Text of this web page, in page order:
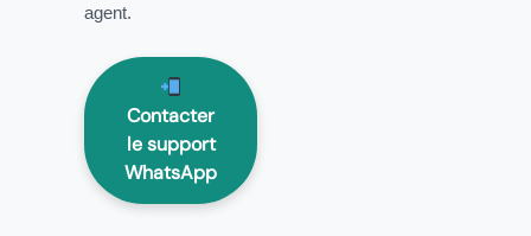
agent.
Contacter
le support
WhatsApp